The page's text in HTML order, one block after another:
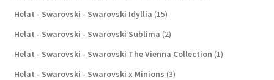
Helat - Swarovski - Swarovski Idyllia (15)
Helat - Swarovski - Swarovski Sublima (2)
Helat - Swarovski - Swarovski The Vienna Collection (1)
Helat - Swarovski - Swarovski x Minions (3)